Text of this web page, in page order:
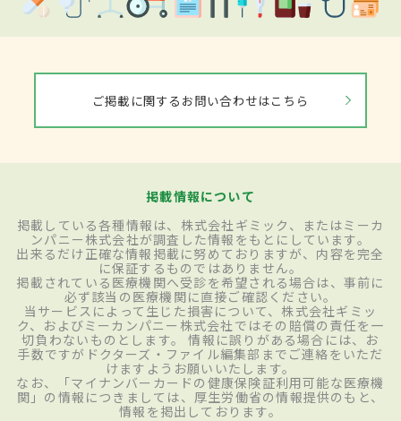
ご掲載に関するお問い合わせはこちら
掲載情報について
掲載している各種情報は、株式会社ギミック、またはミーカ
ンパニー株式会社が調査した情報をもとにしています。
出来るだけ正確な情報掲載に努めておりますが、内容を完全
に保証するものではありません。
掲載されている医療機関へ受診を希望される場合は、事前に
必ず該当の医療機関に直接ご確認ください。
当サービスによって生じた損害について、株式会社ギミッ
ク、およびミーカンパニー株式会社ではその賠償の責任を一
切負わないものとします。 情報に誤りがある場合には、お
手数ですがドクターズ・ファイル編集部までご連絡をいただ
けますようお願いいたします。
なお、「マイナンバーカードの健康保険証利用可能な医療機
関」の情報につきましては、厚生労働省の情報提供のもと、
情報を掲出しております。